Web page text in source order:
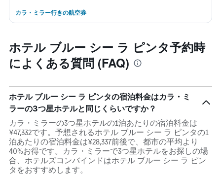
カラ・ミラー行きの航空券
ホテル ブルー シー ラ ピンタ予約時
によくある質問 (FAQ)
ホテル ブルー シー ラ ピンタの宿泊料金はカラ・ミ
ラーの3つ星ホテルと同じくらいですか？
カラ・ミラーの3つ星ホテルの1泊あたりの宿泊料金は
¥47,332です。予想されるホテル ブルー シー ラ ピンタの1
泊あたりの宿泊料金は¥28,337前後で、都市の平均より
40%お得です。カラ・ミラーで3つ星ホテルをお探しの場
合、ホテルズコンバインドはホテル ブルー シー ラ ピン
タをおすすめします。